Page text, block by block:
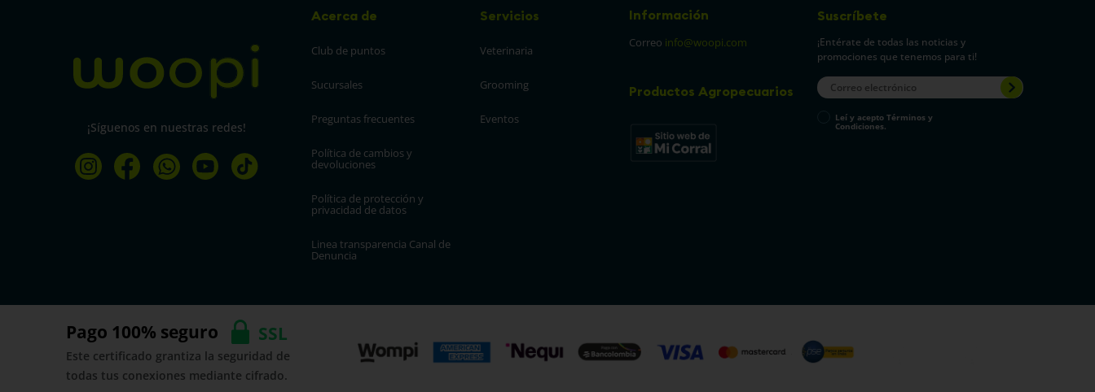
¡Síguenos en nuestras redes!
Acerca de
Club de puntos
Sucursales
Preguntas frecuentes
Política de cambios y
devoluciones
Política de protección y
privacidad de datos
Linea transparencia Canal de
Denuncia
Servicios
Veterinaria
Grooming
Eventos
Información
Correo info@woopi.com
Productos Agropecuarios
Suscríbete
¡Entérate de todas las noticias y
promociones que tenemos para ti!
Leí y acepto Términos y
Condiciones.
Pago 100% seguro SSL
Este certificado grantiza la seguridad de
todas tus conexiones mediante cifrado.